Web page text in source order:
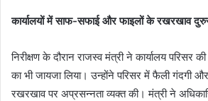
​कार्यालयों में साफ-सफाई और फाइलों के रखरखाव
​निरीक्षण के दौरान राजस्व मंत्री ने कार्यालय परिसर
का भी जायजा लिया। उन्होंने परिसर में फैली गंदगी
रखरखाव पर अप्रसन्नता व्यक्त की। मंत्री ने